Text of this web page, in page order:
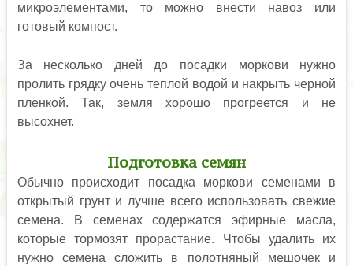
микроэлементами, то можно внести навоз или
готовый компост.
За несколько дней до посадки моркови нужно
пролить грядку очень теплой водой и накрыть черной
пленкой. Так, земля хорошо прогреется и не
высохнет.
Подготовка семян
Обычно происходит посадка моркови семенами в
открытый грунт и лучше всего использовать свежие
семена. В семенах содержатся эфирные масла,
которые тормозят прорастание. Чтобы удалить их
нужно семена сложить в полотняный мешочек и